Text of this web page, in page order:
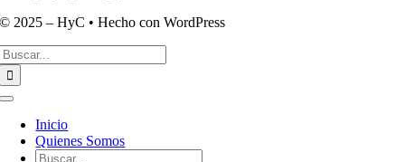
© 2025 – HyC • Hecho con WordPress
Toggle
Navigation
Inicio
Quienes Somos
Buscar: